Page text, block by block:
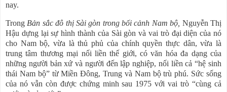
nay.
Trong Bản sắc đô thị Sài gòn trong bối cảnh Nam bộ, Nguyễn Thị
Hậu dựng lại sự hình thành của Sài gòn và vai trò đại diện của nó
cho Nam bộ, vừa là thủ phủ của chính quyền thực dân, vừa là
trung tâm thương mại nối liền thế giới, có văn hóa đa dạng của
những người bản xứ và người đến lập nghiệp, nối liền cả “hệ sinh
thái Nam bộ” từ Miền Đông, Trung và Nam bộ trù phú. Sức sống
của nó vẫn còn được chứng minh sau 1975 với vai trò “cùng cả